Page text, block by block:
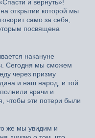
и вернуть»!
открытии которой мы
само за себя,
посвящена
накануне
Сегодня мы сможем
через призму
и наш народ, и той
врачи и
чтобы эти потери были
же мы увидим и